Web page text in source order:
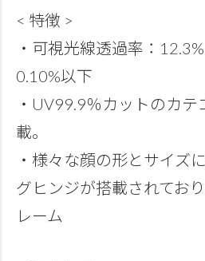
< 特徴 >
・可視光線透過率：
0.10%以下
・UV99.9％カットのカ
載。
・様々な顔の形とサイズ
グヒンジが搭載されてお
レーム